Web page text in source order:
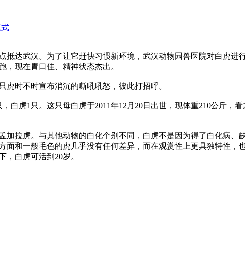
式
抵达武汉。为了让它赶快习惯新环境，武汉动物园兽医院对白虎进
，现在胃口佳、精神状态杰出。
时不时宣布消沉的嘶吼吼怒，彼此打招呼。
虎1只。这只母白虎于2011年12月20日出世，现体重210公斤，看
拉虎。与其他动物的白化个别不同，白虎不是因为得了白化病、
和一般毛色的虎几乎没有任何差异，而在观赏性上更具独特性，
，白虎可活到20岁。